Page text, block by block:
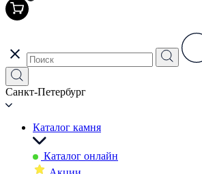
Санкт-Петербург
Каталог камня
Каталог онлайн